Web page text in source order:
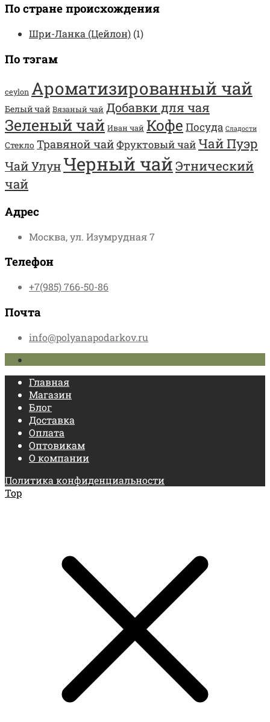
По стране происхождения
Шри-Ланка (Цейлон) (1)
По тэгам
ceylon Ароматизированный чай
Белый чай Вязаный чай Добавки для чая
Зеленый чай Иван чай Кофе Посуда Сладости
Стекло Травяной чайФруктовый чайЧай Пуэр
Чай УлунЧерный чайЭтнический
чай
Адрес
Москва, ул. Изумрудная 7
Телефон
+7(985) 766-50-86
Почта
info@polyanapodarkov.ru
Главная
Магазин
Блог
Доставка
Оплата
Оптовикам
О компании
Политика конфиденциальности
Top